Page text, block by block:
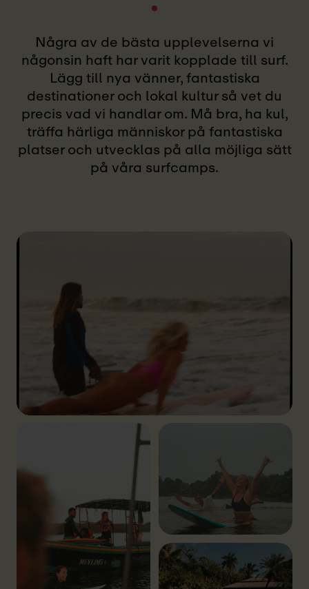
Några av de bästa upplevelserna vi
någonsin haft har varit kopplade till surf.
Lägg till nya vänner, fantastiska
destinationer och lokal kultur så vet du
precis vad vi handlar om. Må bra, ha kul,
träffa härliga människor på fantastiska
platser och utvecklas på alla möjliga sätt
på våra surfcamps.